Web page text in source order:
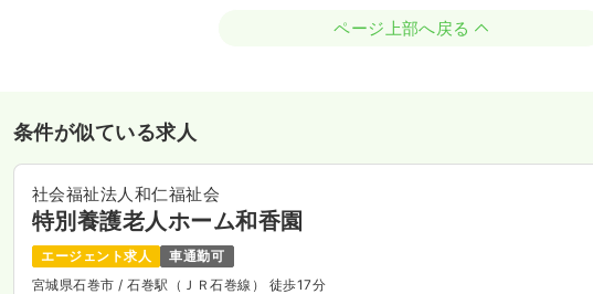
ページ上部へ戻る
条件が似ている求人
社会福祉法人和仁福祉会
特別養護老人ホーム和香園
エージェント求人
車通勤可
宮城県石巻市/ 石巻駅（ＪＲ石巻線） 徒歩17分